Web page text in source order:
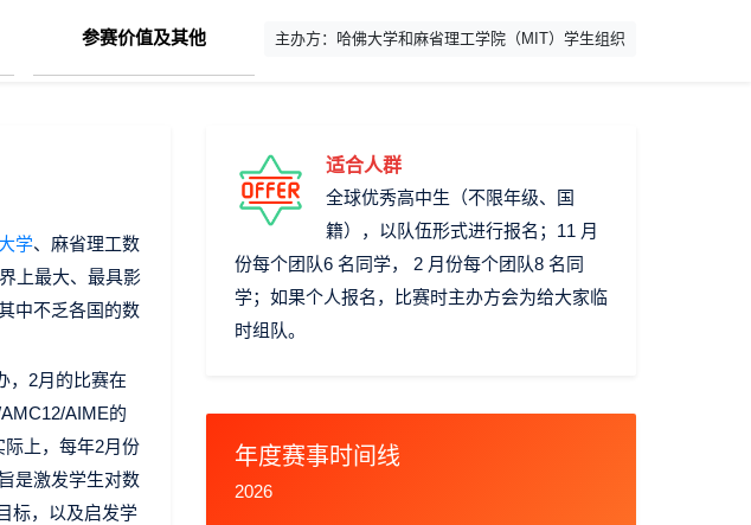
主办方：哈佛大学和麻省理工学院（MIT）学生组织
参赛价值及其他
学、麻省理工数
上最大、最具影
中不乏各国的数
，2月的比赛在
AIME的
上，每年2月份
是激发学生对数
标，以及启发学
适合人群
全球优秀高中生（不限年级、国
籍），以队伍形式进行报名；11 月
份每个团队6 名同学， 2 月份每个团队8 名同
学；如果个人报名，比赛时主办方会为给大家临
时组队。
年度赛事时间线
2026